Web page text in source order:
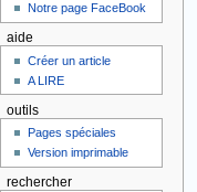
Notre page FaceBook
aide
Créer un article
A LIRE
outils
Pages spéciales
Version imprimable
rechercher